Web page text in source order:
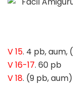
V 15. 4 pb, aum,
V 16-17. 60 pb
V 18. (9 pb,